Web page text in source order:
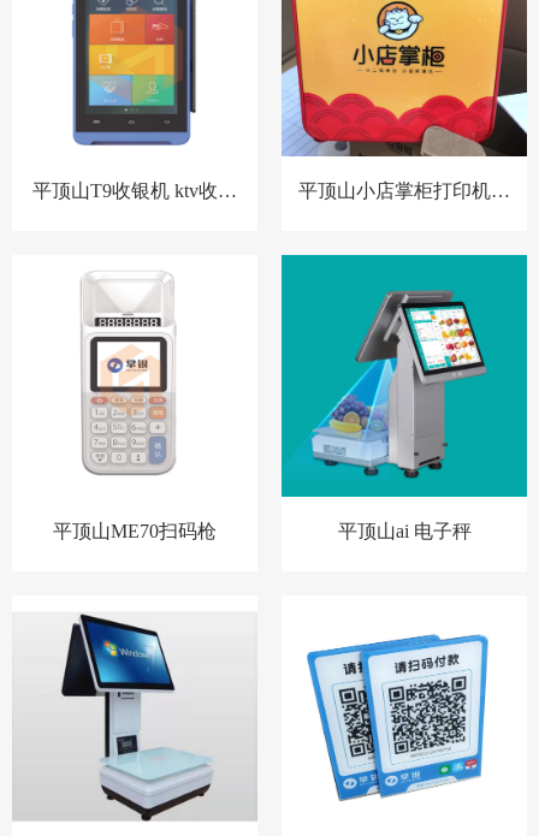
平顶山T9收银机 ktv收银
平顶山小店掌柜打印机，
平顶山ME70扫码枪 平顶山ai 电子秤